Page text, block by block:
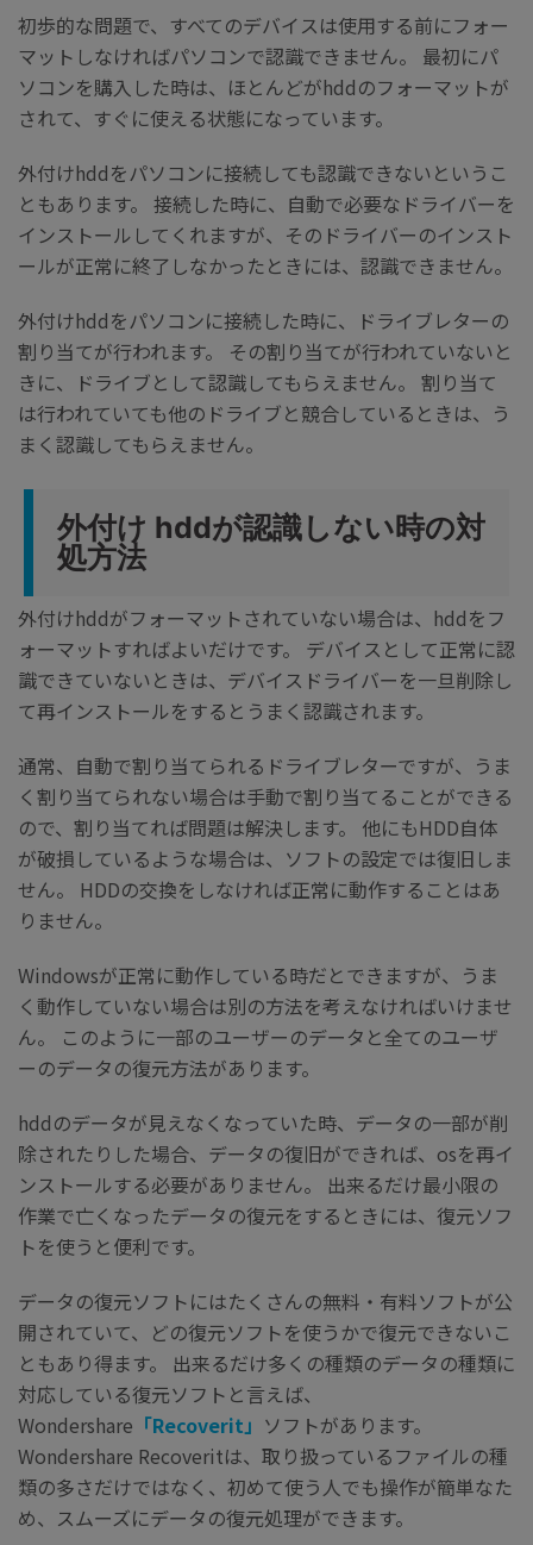
初歩的な問題で、すべてのデバイスは使用する前にフォー
マットしなければパソコンで認識できません。 最初にパ
ソコンを購入した時は、ほとんどがhddのフォーマットが
されて、すぐに使える状態になっています。
外付けhddをパソコンに接続しても認識できないというこ
ともあります。 接続した時に、自動で必要なドライバーを
インストールしてくれますが、そのドライバーのインスト
ールが正常に終了しなかったときには、認識できません。
外付けhddをパソコンに接続した時に、ドライブレターの
割り当てが行われます。 その割り当てが行われていないと
きに、ドライブとして認識してもらえません。 割り当て
は行われていても他のドライブと競合しているときは、う
まく認識してもらえません。
外付け hddが認識しない時の対
処方法
外付けhddがフォーマットされていない場合は、hddをフ
ォーマットすればよいだけです。 デバイスとして正常に認
識できていないときは、デバイスドライバーを一旦削除し
て再インストールをするとうまく認識されます。
通常、自動で割り当てられるドライブレターですが、うま
く割り当てられない場合は手動で割り当てることができる
ので、割り当てれば問題は解決します。 他にもHDD自体
が破損しているような場合は、ソフトの設定では復旧しま
せん。 HDDの交換をしなければ正常に動作することはあ
りません。
Windowsが正常に動作している時だとできますが、うま
く動作していない場合は別の方法を考えなければいけませ
ん。 このように一部のユーザーのデータと全てのユーザ
ーのデータの復元方法があります。
hddのデータが見えなくなっていた時、データの一部が削
除されたりした場合、データの復旧ができれば、osを再イ
ンストールする必要がありません。 出来るだけ最小限の
作業で亡くなったデータの復元をするときには、復元ソフ
トを使うと便利です。
データの復元ソフトにはたくさんの無料・有料ソフトが公
開されていて、どの復元ソフトを使うかで復元できないこ
ともあり得ます。 出来るだけ多くの種類のデータの種類に
対応している復元ソフトと言えば、
Wondershare 「Recoverit」 ソフトがあります。
Wondershare Recoveritは、取り扱っているファイルの種
類の多さだけではなく、初めて使う人でも操作が簡単なた
め、スムーズにデータの復元処理ができます。